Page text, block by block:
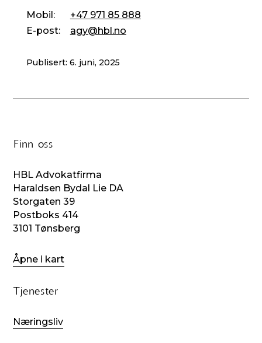
Mobil :
+47 971 85 888
E-post: agy@hbl.no
Publisert: 6. juni, 2025
Finn oss
HBL Advokatfirma
Haraldsen Bydal Lie DA
Storgaten 39
Postboks 414
3101 Tønsberg
Åpne i kart
Tjenester
Næringsliv